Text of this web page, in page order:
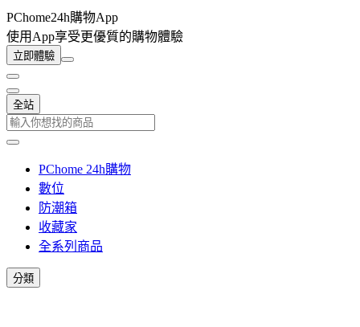
PChome24h購物App
使用App享受更優質的購物體驗
立即體驗
全站
PChome 24h購物
數位
防潮箱
收藏家
全系列商品
分類